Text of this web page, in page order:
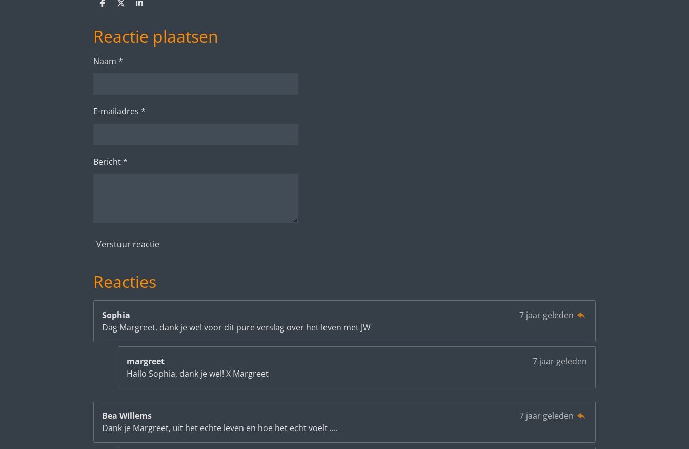
D
e
n
D
S
e
Reactie plaatsen
Naam *
E-mailadres *
Bericht *
Verstuur reactie
Reacties
Sophia
7 jaar geleden
Dag Margreet, dank je wel voor dit pure verslag over het leven met JW
margreet
7 jaar geleden
Hallo Sophia, dank je wel! X Margreet
Bea Willems
7 jaar geleden
Dank je Margreet, uit het echte leven en hoe het echt voelt ....